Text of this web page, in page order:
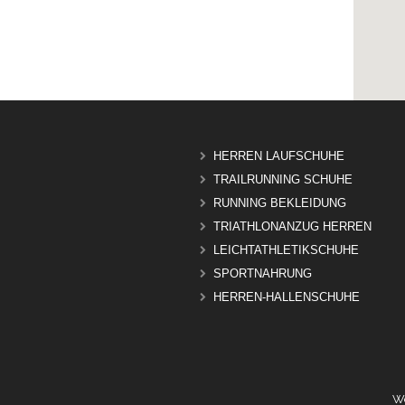
HERREN LAUFSCHUHE
TRAILRUNNING SCHUHE
RUNNING BEKLEIDUNG
TRIATHLONANZUG HERREN
LEICHTATHLETIKSCHUHE
SPORTNAHRUNG
HERREN-HALLENSCHUHE